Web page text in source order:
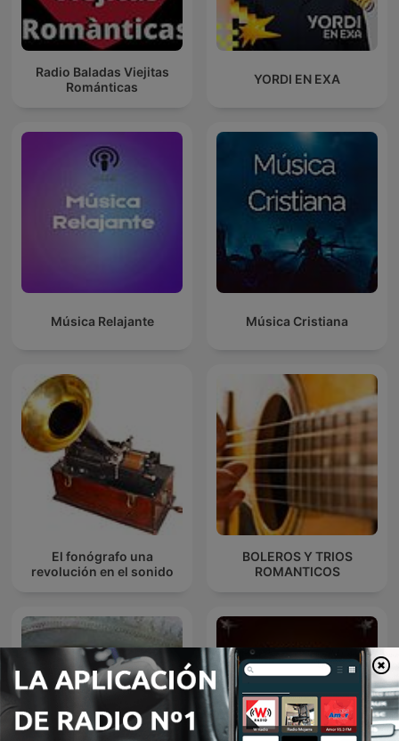
Radio Baladas Viejitas
Románticas
YORDI EN EXA
Música Relajante Música Cristiana
El fonógrafo una
revolución en el sonido
BOLEROS Y TRIOS
ROMANTICOS